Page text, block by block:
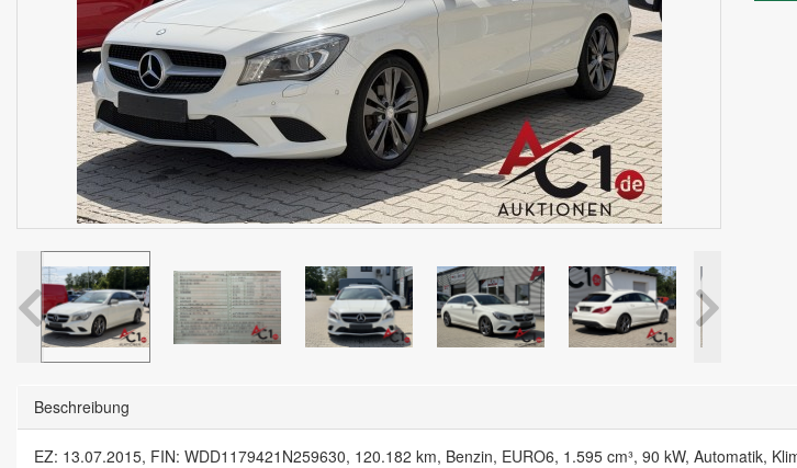
Beschreibung
EZ: 13.07.2015, FIN: WDD1179421N259630, 120.182 km, Benzin, EURO6, 1.595 cm³, 90 kW, Automatik,